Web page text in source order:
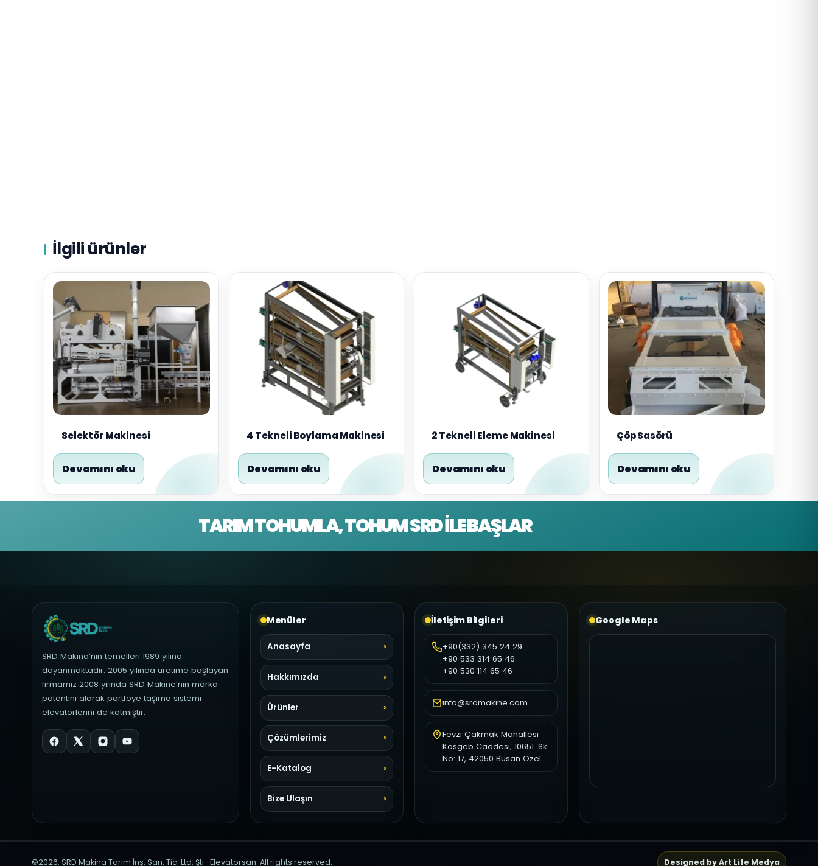
İlgili ürünler
Selektör Makinesi
Devamını oku
4 Tekneli Boylama Makinesi
Devamını oku
2 Tekneli Eleme Makinesi
Devamını oku
Çöp Sasörü
Devamını oku
TARIM TOHUMLA, TOHUM SRD İLE BAŞLAR
SRD Makina’nın temelleri 1989 yılına
dayanmaktadır. 2005 yılında üretime başlayan
firmamız 2008 yılında SRD Makine’nin marka
patentini alarak portföye taşıma sistemi
elevatörlerini de katmıştır.
Menüler
Anasayfa
Hakkımızda
Ürünler
Çözümlerimiz
E-Katalog
Bize Ulaşın
İletişim Bilgileri
+90(332) 345 24 29
+90 533 314 65 46
+90 530 114 65 46
info@srdmakine.com
Fevzi Çakmak Mahallesi
Kosgeb Caddesi, 10651. Sk
No: 17, 42050 Büsan Özel
Google Maps
©2026. SRD Makina Tarım İnş. San. Tic. Ltd. Şti- Elevatorsan. All rights reserved. Designed by Art Life Medya